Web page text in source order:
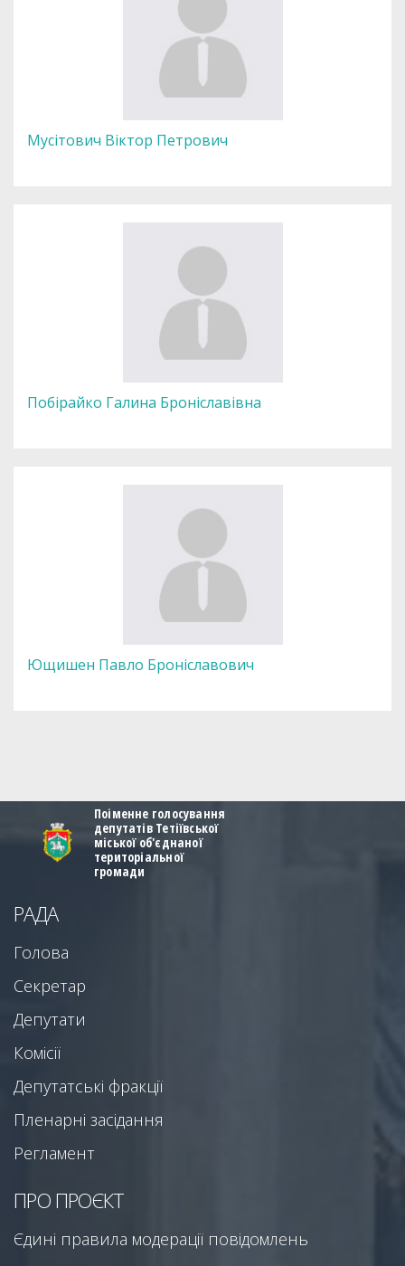
Мусітович Віктор Петрович
Побірайко Галина Броніславівна
Ющишен Павло Броніславович
Поіменне голосування
депутатів Тетіївської
міської об'єднаної
територіальної
громади
РАДА
Голова
Секретар
Депутати
Комісії
Депутатські фракції
Пленарні засідання
Регламент
ПРО ПРОЄКТ
Єдині правила модерації повідомлень